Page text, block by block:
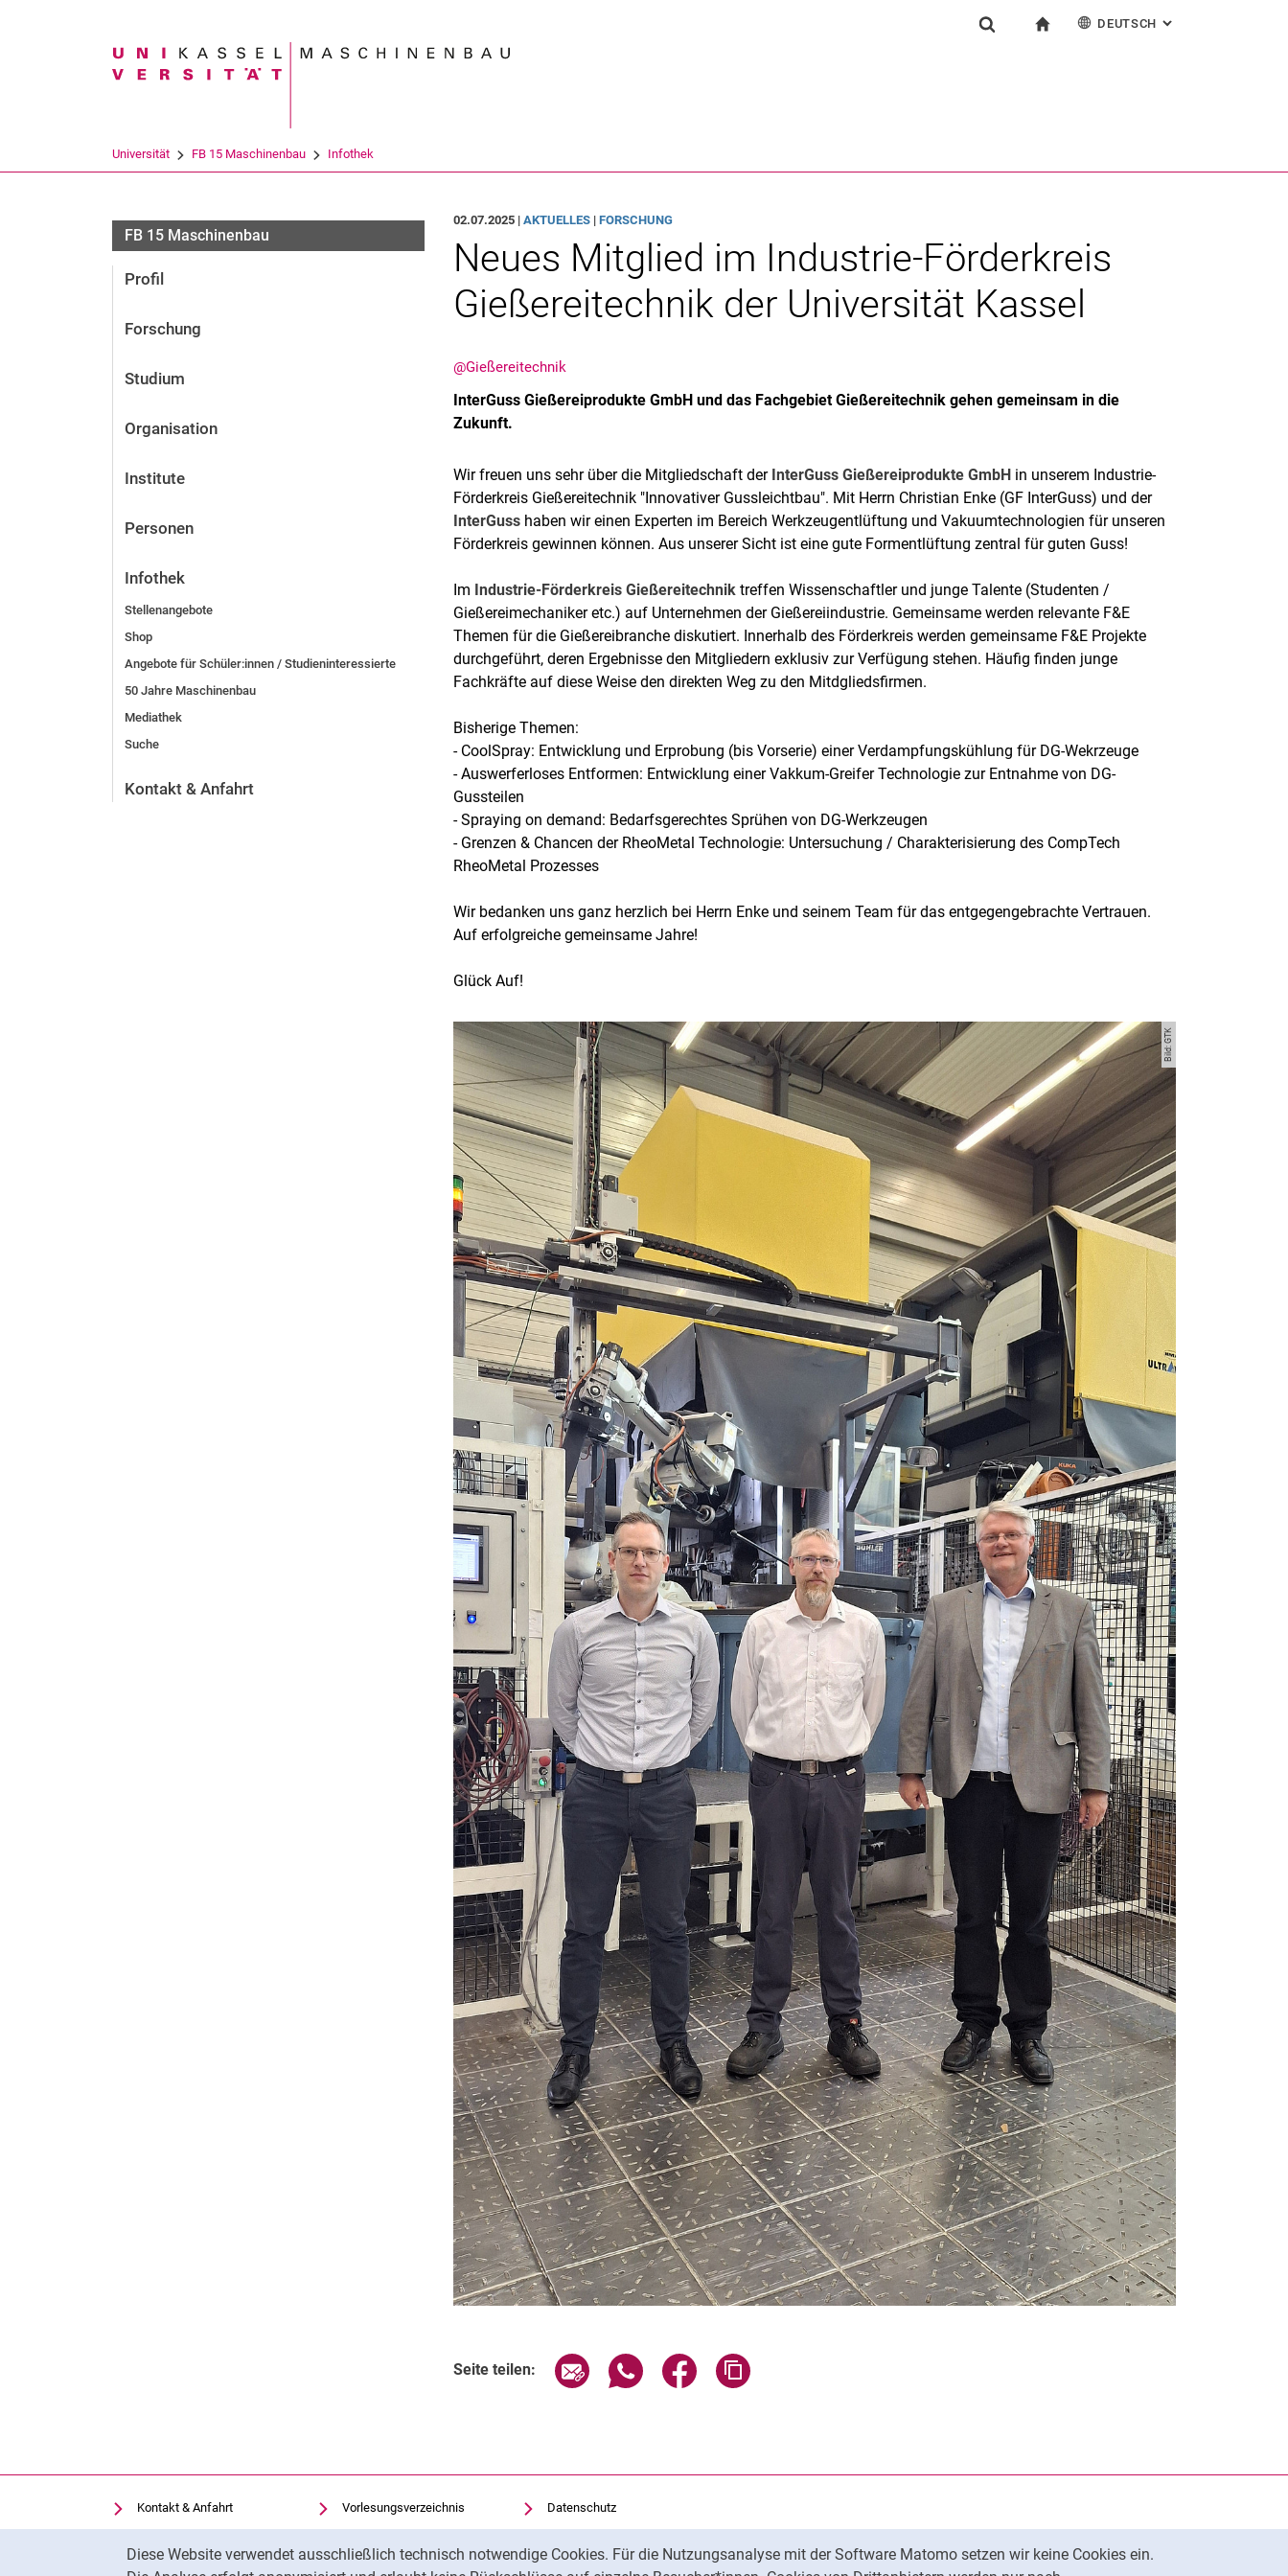
Diese Website verwendet ausschließlich technisch notwendige Cookies. Für die Nutzungsanalyse mit der Software Matomo setzen wir keine Cookies ein.
Suchbegriff
DEUTSCH : ALTERNATIVE
Universität FB 15 Maschinenbau Infothek
FB 15 Maschinenbau
Profil
Forschung
Studium
Organisation
Institute
Personen
Infothek
Stellenangebote
Shop
Angebote für Schüler:innen / Studieninteressierte
50 Jahre Maschinenbau
Mediathek
Suche
Kontakt & Anfahrt
02.07.2025 |AKTUELLES |FORSCHUNG
Neues Mitglied im Industrie-Förderkreis
Gießereitechnik der Universität Kassel
@Gießereitechnik
InterGuss Gießereiprodukte GmbH und das Fachgebiet Gießereitechnik gehen gemeinsam in die
Zukunft.
Wir freuen uns sehr über die Mitgliedschaft der InterGuss Gießereiprodukte GmbH in unserem Industrie-
Förderkreis Gießereitechnik "Innovativer Gussleichtbau". Mit Herrn Christian Enke (GF InterGuss) und der
InterGuss haben wir einen Experten im Bereich Werkzeugentlüftung und Vakuumtechnologien für unseren
Förderkreis gewinnen können. Aus unserer Sicht ist eine gute Formentlüftung zentral für guten Guss!
Im Industrie-Förderkreis Gießereitechnik treffen Wissenschaftler und junge Talente (Studenten /
Gießereimechaniker etc.) auf Unternehmen der Gießereiindustrie. Gemeinsame werden relevante F&E
Themen für die Gießereibranche diskutiert. Innerhalb des Förderkreis werden gemeinsame F&E Projekte
durchgeführt, deren Ergebnisse den Mitgliedern exklusiv zur Verfügung stehen. Häufig finden junge
Fachkräfte auf diese Weise den direkten Weg zu den Mitdgliedsfirmen.
Bisherige Themen:
- CoolSpray: Entwicklung und Erprobung (bis Vorserie) einer Verdampfungskühlung für DG-Wekrzeuge
- Auswerferloses Entformen: Entwicklung einer Vakkum-Greifer Technologie zur Entnahme von DG-
Gussteilen
- Spraying on demand: Bedarfsgerechtes Sprühen von DG-Werkzeugen
- Grenzen & Chancen der RheoMetal Technologie: Untersuchung / Charakterisierung des CompTech
RheoMetal Prozesses
Wir bedanken uns ganz herzlich bei Herrn Enke und seinem Team für das entgegengebrachte Vertrauen.
Auf erfolgreiche gemeinsame Jahre!
Glück Auf!
Bild: GTK
Seite teilen: Seite über E-Mail teilen
Seite über WhatsApp teilen (externer Link, öffnet neues Fenster)
Seite über Facebook teilen (externer Link, öffnet neues Fenster)
Kontakt & Anfahrt
Einrichtungen suchen
Stellenangebote
Vorlesungsverzeichnis
Uni-Bibliothek
Moodle
Datenschutz
Barrierefreiheit
Transparenter KI-Einsatz